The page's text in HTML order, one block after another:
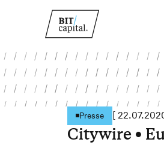
Presse [
Citywire •